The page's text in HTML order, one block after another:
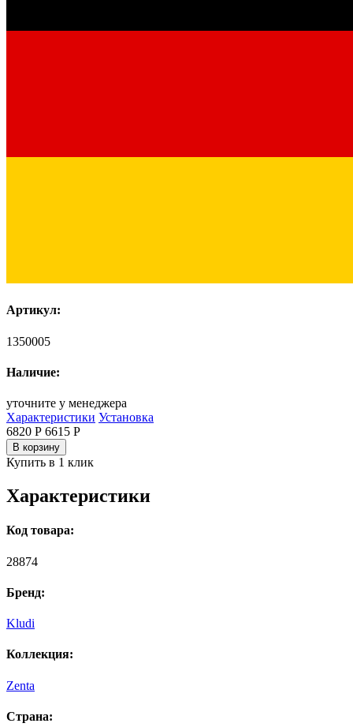
Артикул:
1350005
Наличие:
уточните у менеджера
Характеристики Установка
6820 Р 6615 Р
В корзину
Купить в 1 клик
Характеристики
Код товара:
28874
Бренд:
Kludi
Коллекция:
Zenta
Страна: